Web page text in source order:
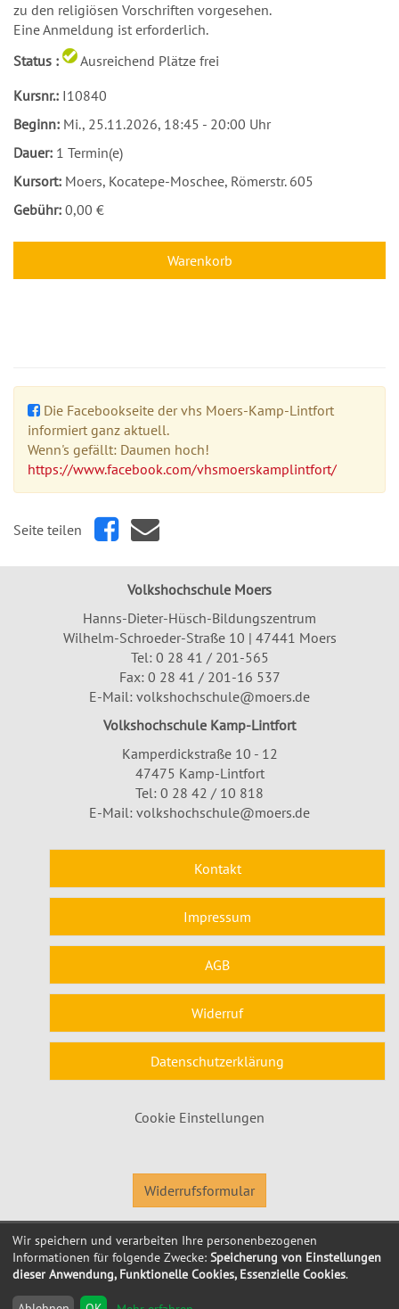
zu den religiösen Vorschriften vorgesehen.
Eine Anmeldung ist erforderlich.
Status :
Ausreichend Plätze frei
Kursnr.: I10840
Beginn: Mi., 25.11.2026, 18:45 - 20:00 Uhr
Dauer: 1 Termin(e)
Kursort: Moers, Kocatepe-Moschee, Römerstr. 605
Gebühr: 0,00 €
Warenkorb
Die Facebookseite der vhs Moers-Kamp-Lintfort
informiert ganz aktuell.
Wenn's gefällt: Daumen hoch!
https://www.facebook.com/vhsmoerskamplintfort/
Seite teilen
Volkshochschule Moers
Hanns-Dieter-Hüsch-Bildungszentrum
Wilhelm-Schroeder-Straße 10 | 47441 Moers
Tel: 0 28 41 / 201-565
Fax: 0 28 41 / 201-16 537
E-Mail: volkshochschule@moers.de
Volkshochschule Kamp-Lintfort
Kamperdickstraße 10 - 12
47475 Kamp-Lintfort
Tel: 0 28 42 / 10 818
E-Mail: volkshochschule@moers.de
Kontakt
Impressum
AGB
Widerruf
Datenschutzerklärung
Cookie Einstellungen
Widerrufsformular
© 2026 Kubus Software GmbH
Wir speichern und verarbeiten Ihre personenbezogenen
Informationen für folgende Zwecke: Speicherung von Einstellungen
dieser Anwendung, Funktionelle Cookies, Essenzielle Cookies.